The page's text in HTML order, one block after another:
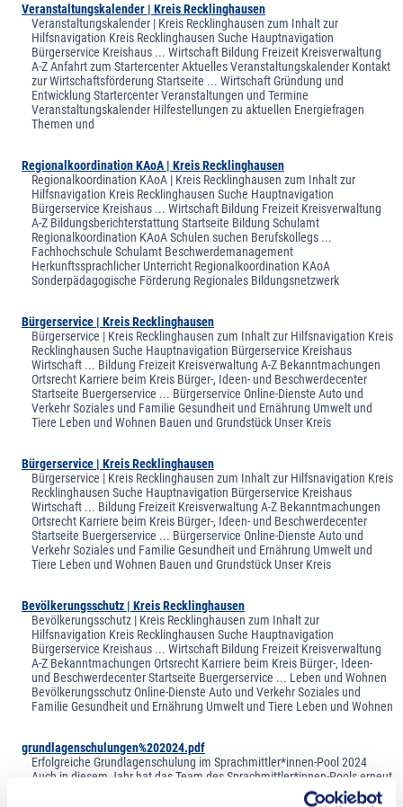
Veranstaltungskalender | Kreis Recklinghausen
Veranstaltungskalender | Kreis Recklinghausen zum Inhalt zur
Hilfsnavigation Kreis Recklinghausen Suche Hauptnavigation
Bürgerservice Kreishaus ... Wirtschaft Bildung Freizeit Kreisverwaltung
A-Z Anfahrt zum Startercenter Aktuelles Veranstaltungskalender Kontakt
zur Wirtschaftsförderung Startseite ... Wirtschaft Gründung und
Entwicklung Startercenter Veranstaltungen und Termine
Veranstaltungskalender Hilfestellungen zu aktuellen Energiefragen
Themen und
Regionalkoordination KAoA | Kreis Recklinghausen
Regionalkoordination KAoA | Kreis Recklinghausen zum Inhalt zur
Hilfsnavigation Kreis Recklinghausen Suche Hauptnavigation
Bürgerservice Kreishaus ... Wirtschaft Bildung Freizeit Kreisverwaltung
A-Z Bildungsberichterstattung Startseite Bildung Schulamt
Regionalkoordination KAoA Schulen suchen Berufskollegs ...
Fachhochschule Schulamt Beschwerdemanagement
Herkunftssprachlicher Unterricht Regionalkoordination KAoA
Sonderpädagogische Förderung Regionales Bildungsnetzwerk
Bürgerservice | Kreis Recklinghausen
Bürgerservice | Kreis Recklinghausen zum Inhalt zur Hilfsnavigation Kreis
Recklinghausen Suche Hauptnavigation Bürgerservice Kreishaus
Wirtschaft ... Bildung Freizeit Kreisverwaltung A-Z Bekanntmachungen
Ortsrecht Karriere beim Kreis Bürger-, Ideen- und Beschwerdecenter
Startseite Buergerservice ... Bürgerservice Online-Dienste Auto und
Verkehr Soziales und Familie Gesundheit und Ernährung Umwelt und
Tiere Leben und Wohnen Bauen und Grundstück Unser Kreis
Bürgerservice | Kreis Recklinghausen
Bürgerservice | Kreis Recklinghausen zum Inhalt zur Hilfsnavigation Kreis
Recklinghausen Suche Hauptnavigation Bürgerservice Kreishaus
Wirtschaft ... Bildung Freizeit Kreisverwaltung A-Z Bekanntmachungen
Ortsrecht Karriere beim Kreis Bürger-, Ideen- und Beschwerdecenter
Startseite Buergerservice ... Bürgerservice Online-Dienste Auto und
Verkehr Soziales und Familie Gesundheit und Ernährung Umwelt und
Tiere Leben und Wohnen Bauen und Grundstück Unser Kreis
Bevölkerungsschutz | Kreis Recklinghausen
Bevölkerungsschutz | Kreis Recklinghausen zum Inhalt zur
Hilfsnavigation Kreis Recklinghausen Suche Hauptnavigation
Bürgerservice Kreishaus ... Wirtschaft Bildung Freizeit Kreisverwaltung
A-Z Bekanntmachungen Ortsrecht Karriere beim Kreis Bürger-, Ideen-
und Beschwerdecenter Startseite Buergerservice ... Leben und Wohnen
Bevölkerungsschutz Online-Dienste Auto und Verkehr Soziales und
Familie Gesundheit und Ernährung Umwelt und Tiere Leben und Wohnen
grundlagenschulungen%202024.pdf
Erfolgreiche Grundlagenschulung im Sprachmittler*innen-Pool 2024
Auch in diesem Jahr hat das Team des Sprachmittler*innen-Pools erneut
Ehrenamtliche ... für ihren Einsatz im gesamten Kreis Recklinghausen